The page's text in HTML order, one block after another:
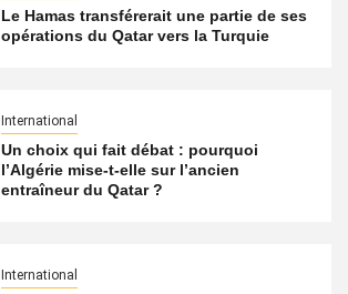
Le Hamas transférerait une partie de ses
opérations du Qatar vers la Turquie
International
Un choix qui fait débat : pourquoi
l’Algérie mise-t-elle sur l’ancien
entraîneur du Qatar ?
International